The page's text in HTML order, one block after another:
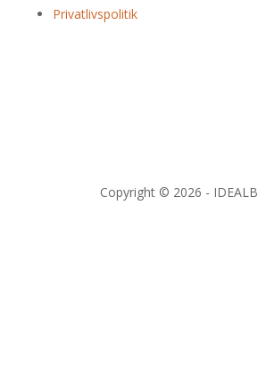
Privatlivspolitik
Copyright © 2026 -